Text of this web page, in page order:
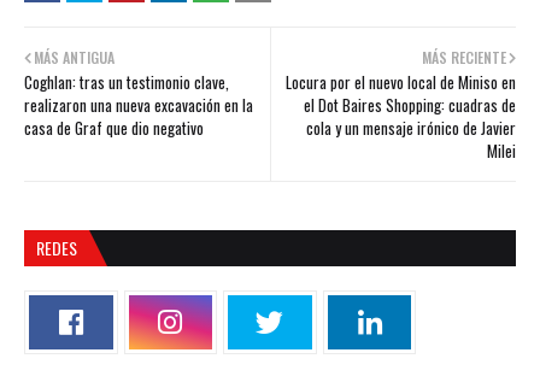
MÁS RECIENTE
Locura por el nuevo local de Miniso en
el Dot Baires Shopping: cuadras de
cola y un mensaje irónico de Javier
Milei
MÁS ANTIGUA
Coghlan: tras un testimonio clave,
realizaron una nueva excavación en la
casa de Graf que dio negativo
REDES